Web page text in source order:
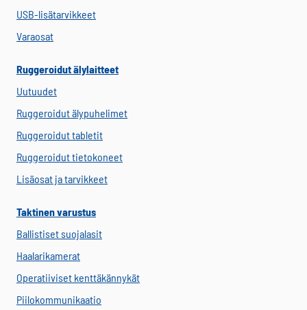
USB-lisätarvikkeet
Varaosat
Ruggeroidut älylaitteet
Uutuudet
Ruggeroidut älypuhelimet
Ruggeroidut tabletit
Ruggeroidut tietokoneet
Lisäosat ja tarvikkeet
Taktinen varustus
Ballistiset suojalasit
Haalarikamerat
Operatiiviset kenttäkännykät
Piilokommunikaatio